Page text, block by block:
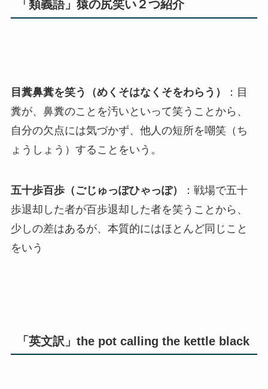
「類義語」猿の尻笑い２つ紹介
目糞鼻糞を笑う（めくそはなくそをわらう）
：目
糞が、鼻糞のことを汚いといって笑うことから、
自分の欠点には気づかず、他人の短所を嘲笑（ち
ょうしょう）することをいう。
五十歩百歩（ごじゅっぽひゃっぽ）
：戦場で五十
歩退却した者が百歩退却した者を笑うことから、
少しの差はあるが、本質的にはほとんど同じこと
をいう
「英文訳」the pot calling the kettle black